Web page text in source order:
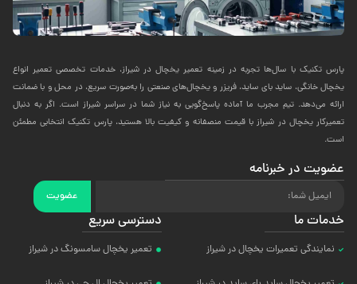
پارس تکنیک با سال‌ها تجربه در زمینه تعمیر یخچال در شیراز، خدمات تخصصی تعمیر انواع
یخچال خانگی، ساید بای ساید، فریزر و یخچال‌های صنعتی را به‌صورت سریع، در محل و با ضمانت
ارائه می‌دهد. تیم مجرب ما آماده پاسخ‌گویی به نیاز شما در سراسر شیراز است. اگر به دنبال
تعمیرکار یخچال در شیراز با قیمت منصفانه و کیفیت بالا هستید، پارس تکنیک انتخابی مطمئن
است.
عضویت در خبرنامه
عضویت
خدمات ما
نمایندگی تعمیرات یخچال در شیراز
دسترسی سریع
تعمیر یخچال سامسونگ در شیراز